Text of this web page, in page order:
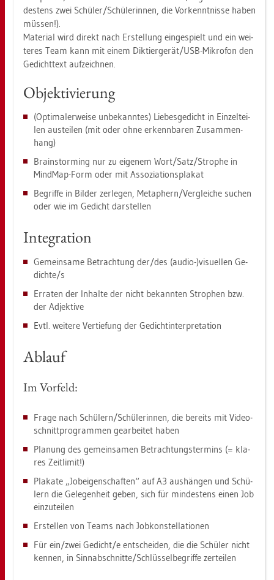
des­tens zwei Schü­ler/Schü­le­rin­nen, die Vor­kennt­nis­se haben
müs­sen!).
Ma­te­ri­al wird di­rekt nach Er­stel­lung ein­ge­spielt und ein wei­
te­res Team kann mit einem Dik­tier­ge­rät/USB-Mi­kro­fon den
Ge­dicht­text auf­zeich­nen.
Ob­jek­ti­vie­rung
(Op­ti­ma­ler­wei­se un­be­kann­tes) Lie­bes­ge­dicht in Ein­zel­tei­
len aus­tei­len (mit oder ohne er­kenn­ba­ren Zu­sam­men­
hang)
Brain­stor­ming nur zu ei­ge­nem Wort/Satz/Stro­phe in
Mind­Map-Form oder mit As­so­zia­ti­ons­pla­kat
Be­grif­fe in Bil­der zer­le­gen, Me­ta­phern/Ver­glei­che su­chen
oder wie im Ge­dicht dar­stel­len
In­te­gra­ti­on
Ge­mein­sa­me Be­trach­tung der/des (audio-)vi­su­el­len Ge­
dich­te/s
Er­ra­ten der In­hal­te der nicht be­kann­ten Stro­phen bzw.
der Ad­jek­ti­ve
Evtl. wei­te­re Ver­tie­fung der Ge­dicht­in­ter­pre­ta­ti­on
Ab­lauf
Im Vor­feld:
Frage nach Schü­lern/Schü­le­rin­nen, die be­reits mit Vi­deo­
schnitt­pro­gram­men ge­ar­bei­tet haben
Pla­nung des ge­mein­sa­men Be­trach­tungs­ter­mins (= kla­
res Zeit­li­mit!)
Pla­ka­te „Jobei­gen­schaf­ten“ auf A3 aus­hän­gen und Schü­
lern die Ge­le­gen­heit geben, sich für min­des­tens einen Job
ein­zu­tei­len
Er­stel­len von Teams nach Job­kon­stel­la­tio­nen
Für ein/zwei Ge­dicht/e ent­schei­den, die die Schü­ler nicht
ken­nen, in Sinn­ab­schnit­te/Schlüs­sel­be­grif­fe zer­tei­len